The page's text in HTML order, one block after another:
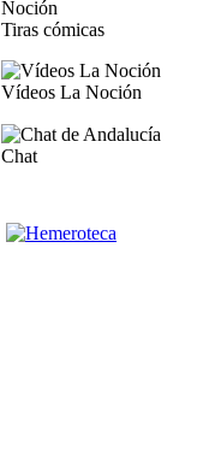
Tiras cómicas
Vídeos La Noción
Chat